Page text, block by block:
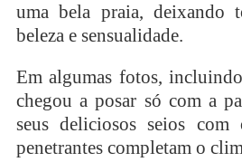
uma bela praia, deixando
beleza e sensualidade.
Em algumas fotos,
chegou a posar só com a
seus deliciosos seios com
penetrantes completam o